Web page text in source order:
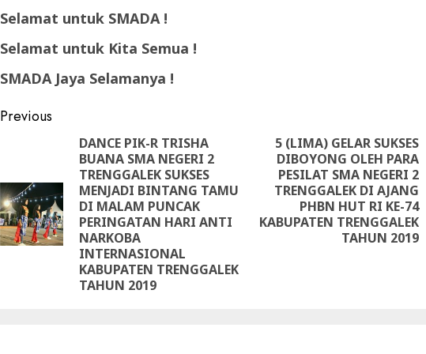
Selamat untuk SMADA !
Selamat untuk Kita Semua !
SMADA Jaya Selamanya !
Continue
Reading
Previous
Previous
post:
DANCE PIK-R TRISHA
BUANA SMA NEGERI 2
TRENGGALEK SUKSES
MENJADI BINTANG TAMU
DI MALAM PUNCAK
PERINGATAN HARI ANTI
NARKOBA
INTERNASIONAL
KABUPATEN TRENGGALEK
TAHUN 2019
Next
5 (LIMA) GELAR SUKSES
DIBOYONG OLEH PARA
PESILAT SMA NEGERI 2
TRENGGALEK DI AJANG
PHBN HUT RI KE-74
KABUPATEN TRENGGALEK
TAHUN 2019